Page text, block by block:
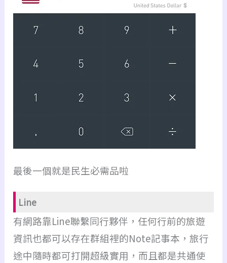
最後一個就是民生必需品啦
Line
有網路靠Line聯繫同行夥伴，任何行前的旅遊
資訊也都可以存在群組裡的Note記事本，旅行
途中隨時都可打開超級實用，而且都是共通使